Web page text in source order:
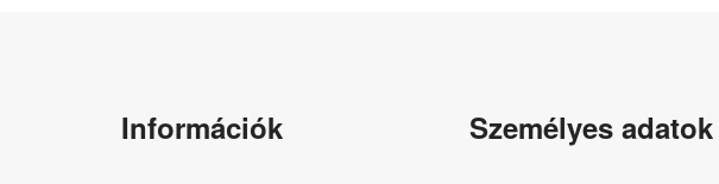
Információk Személyes adatok